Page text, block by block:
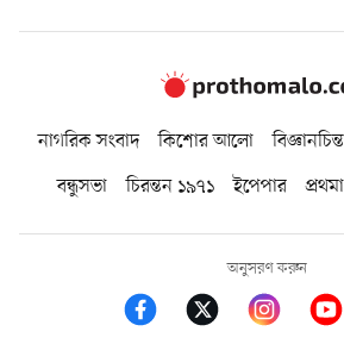
নাগরিক সংবাদ কিশোর আলো
বন্ধুসভা
চিরন্তন ১৯৭১ ইপেপার প্রথমা
অনুসরণ করুন